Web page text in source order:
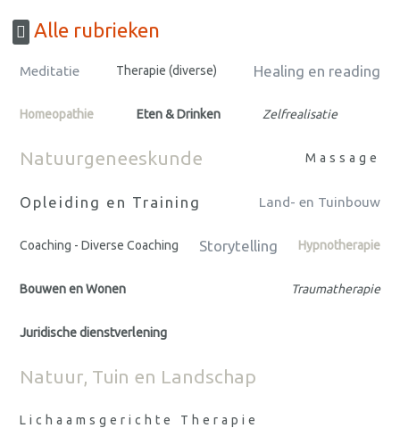
Alle rubrieken
Meditatie Therapie (diverse) Healing en reading
Homeopathie Eten & Drinken Zelfrealisatie
Natuurgeneeskunde Massage
Opleiding en Training Land- en Tuinbouw
Coaching - Diverse Coaching Storytelling Hypnotherapie
Bouwen en Wonen Traumatherapie
Juridische dienstverlening
Natuur, Tuin en Landschap
Lichaamsgerichte Therapie